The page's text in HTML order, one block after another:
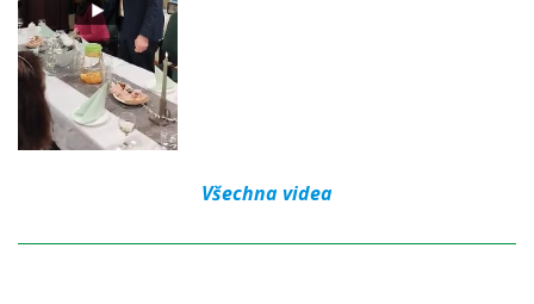
Všechna videa